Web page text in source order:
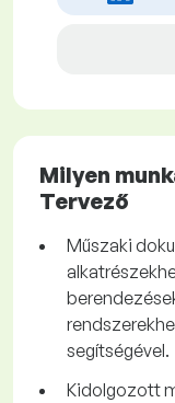
Milyen
Tervező
Műszaki
segítségével.
Kidolgozott